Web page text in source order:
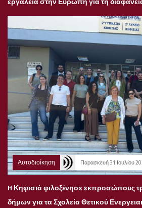
Αυτοδιοίκηση Παρασκευή 31 Ιουλίου
H Κηφισιά φιλοξένησε εκπροσώπους
δήμων για τα Σχολεία Θετικού